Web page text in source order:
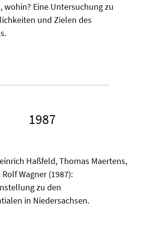
wohin? Eine Untersuchung zu
und Zielen des
1987
Haßfeld, Thomas Maertens,
Wagner (1987):
zu den
in Niedersachsen.